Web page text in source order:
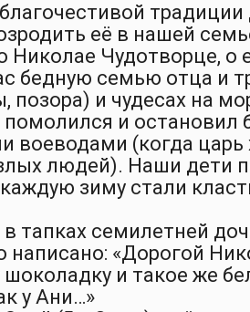
традиции
её в нашей
Николае Чудотворце, о
бедную семью отца и
и чудесах на
помолился и остановил
воеводами (когда царь
людей). Наши дети
зиму стали
тапках семилетней
«Дорогой
и такое же
у Ани…»